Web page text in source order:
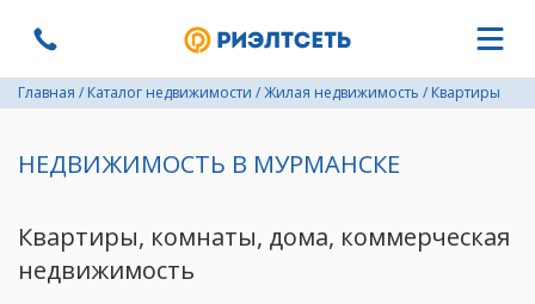
Главная / Каталог недвижимости /Жилая недвижимость / Квартиры
НЕДВИЖИМОСТЬ В МУРМАНСКЕ
Квартиры, комнаты, дома, коммерческая
недвижимость